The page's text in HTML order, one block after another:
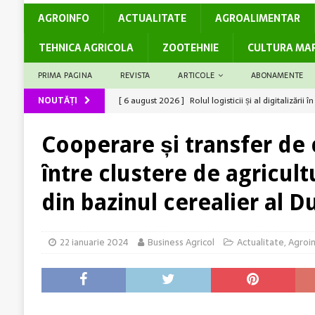
AGROINFO ACTUALITATE AGROALIMENTAR
TEHNICA AGRICOLA
ZOOTEHNIE CULTURA
PRIMA PAGINA REVISTA ARTICOLE ABONAMENTE
NOUTĂȚI [ 5 august 2026 ] Cum susține genetica
[ 4 august 2026 ]
Solul – rezervor de nutrienți
[ 6 august 2026 ] Producții mari la grâu? Ai
[ 6 august 2026 ] Rolul logisticii și al digitalizării
Cooperare și transfer
între clustere de
din bazinul cerealier al
22 ianuarie 2024 Business Agricol Actualitate,